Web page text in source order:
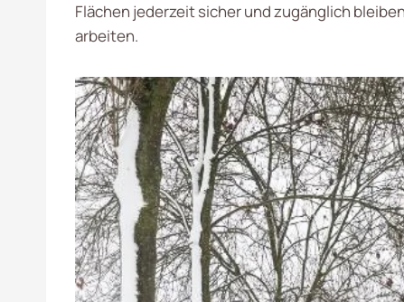
Flächen jederzeit sicher und zugänglich
arbeiten.